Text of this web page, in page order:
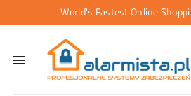
World's Fastest Online
